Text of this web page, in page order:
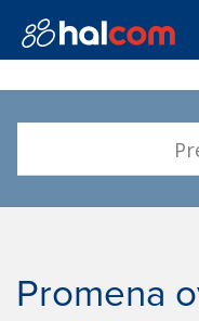
NAJČEŠĆA
Hal E-Bank Corporate
Kvalifikovani
Obnova
Preuzimanje Nexus
O NAMA
Promena